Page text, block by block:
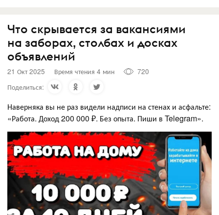
Что скрывается за вакансиями
на заборах, столбах и досках
объявлений
21 Окт 2025 Время чтения 4 мин
720
Поделиться:
Наверняка вы не раз видели надписи на стенах и асфальте:
«Работа. Доход 200 000 ₽. Без опыта. Пиши в Telegram».